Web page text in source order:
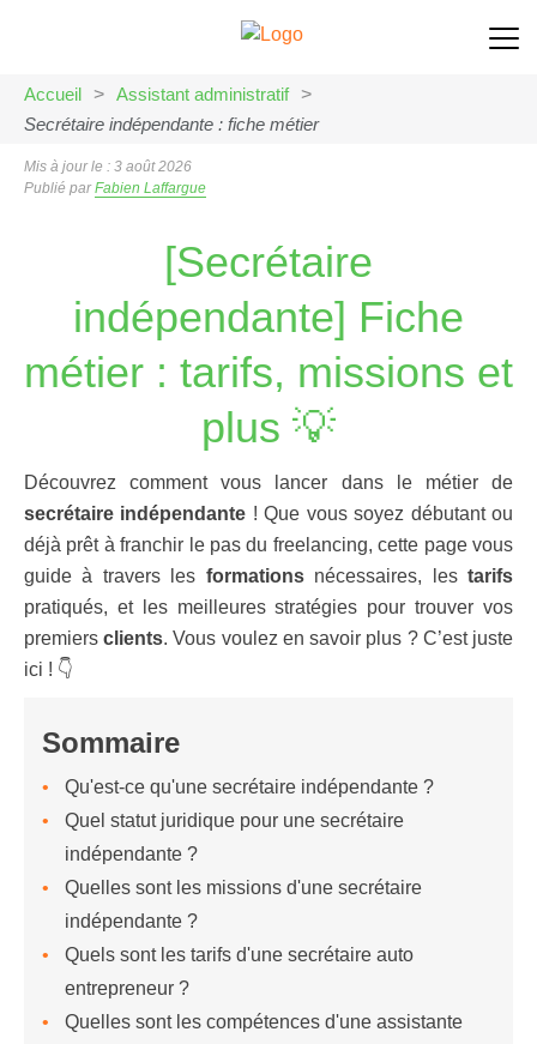
Accueil > Assistant administratif
>
Secrétaire indépendante : fiche métier
Mis à jour le : 3 août 2026
Publié parFabien Laffargue
[Secrétaire
indépendante] Fiche
métier : tarifs, missions et
plus 💡
Découvrez comment vous lancer dans le métier de
secrétaire indépendante ! Que vous soyez débutant ou
déjà prêt à franchir le pas du freelancing, cette page vous
guide à travers les formationsnécessaires, lestarifs
pratiqués, et les meilleures stratégies pour trouver vos
premiers clients. Vous voulez en savoir plus ? C’est juste
ici ! 👇
Sommaire
Qu'est-ce qu'une secrétaire indépendante ?
Quel statut juridique pour une secrétaire
indépendante ?
Quelles sont les missions d'une secrétaire
indépendante ?
Quels sont les tarifs d'une secrétaire auto
entrepreneur ?
Quelles sont les compétences d'une assistante